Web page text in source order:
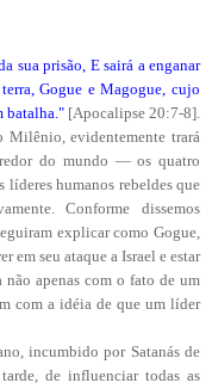
sua prisão, E sairá a enganar
Gogue e Magogue, cujo
batalha." [Apocalipse 20:7-8].
Milênio, evidentemente trará
do mundo — os quatro
líderes humanos rebeldes que
Conforme dissemos
explicar como Gogue,
em seu ataque a Israel e estar
apenas com o fato de um
com a idéia de que um líder
incumbido por Satanás de
de influenciar todas as